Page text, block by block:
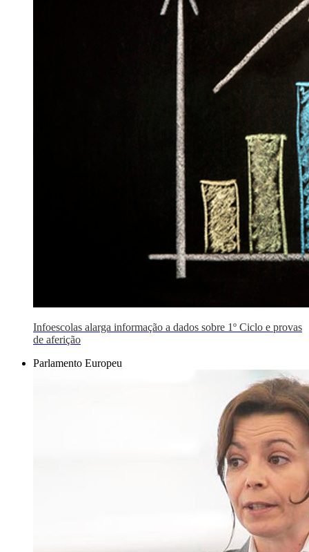
Infoescolas alarga informação a dados sobre 1º Ciclo e provas
de aferição
Parlamento Europeu